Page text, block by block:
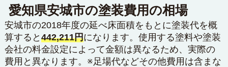
愛知県安城市の塗装費用の相場
安城市の2018年度の延べ床面積をもとに塗装代を概
算すると 442,211円になります。使用する塗料や塗装
会社の料金設定によって金額は異なるため、実際の
費用と異なります。※足場代などその他費用は含まな